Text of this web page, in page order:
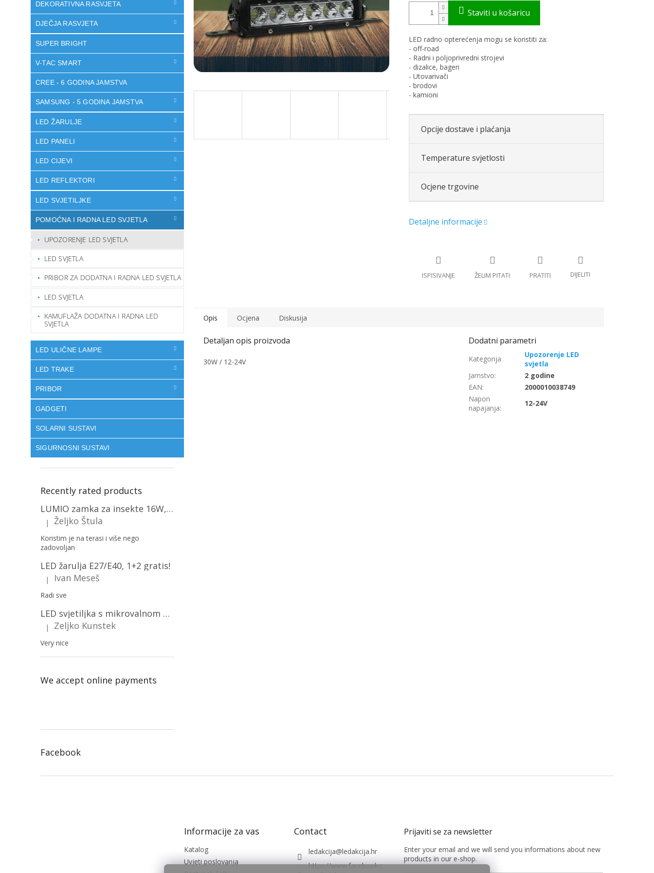
DEKORATIVNA RASVJETA
DJEČJA RASVJETA
SUPER BRIGHT
V-TAC SMART
CREE - 6 GODINA JAMSTVA
SAMSUNG - 5 GODINA JAMSTVA
LED ŽARULJE
LED PANELI
LED CIJEVI
LED REFLEKTORI
LED SVJETILJKE
POMOĆNA I RADNA LED SVJETLA
UPOZORENJE LED SVJETLA
LED SVJETLA
PRIBOR ZA DODATNA I RADNA LED SVJETLA
LED SVJETLA
KAMUFLAŽA DODATNA I RADNA LED
SVJETLA
LED ULIČNE LAMPE
LED TRAKE
PRIBOR
GADGETI
SOLARNI SUSTAVI
SIGURNOSNI SUSTAVI
Recently rated products
LUMIO zamka za insekte 16W, 1+1 gratis! [MKE004]
The product rating is 5 out of 5 stars.
| Željko Štula
Koristim je na terasi i više nego
zadovoljan
LED žarulja E27/E40, 1+2 gratis!
The product rating is 5 out of 5 stars.
| Ivan Meseš
Radi sve
LED svjetiljka s mikrovalnom pećnicom i svjetlosnim senzorom 36W, 3820lm, okrugla, bijeli okvir/2-PACK!
The product rating is 5 out of 5 stars.
| Zeljko Kunstek
Very nice
We accept online payments
Facebook
LED radno opterećenja mogu se koristiti za:
- off-road
- Radni i poljoprivredni strojevi
- dizalice, bageri
- Utovarivači
- brodovi
- kamioni
Opcije dostave i plaćanja
Temperature svjetlosti
Ocjene trgovine
Opis Ocjena Diskusija
30W / 12-24V
Upozorenje LED
svjetla
Jamstvo:
2 godine
EAN:
2000010038749
Napon
napajanja:
12-24V
Informacije za vas
Katalog
Uvjeti poslovanja
Contact
ledakcija@ledakcija.hr
https://www.facebook.c
Enter your email and we will send you informations about new
products in our e-shop.